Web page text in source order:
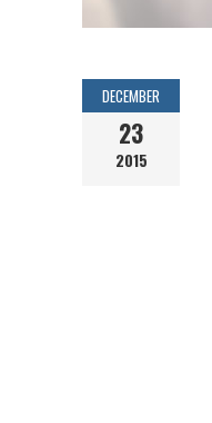
DECEMBER
23
2015